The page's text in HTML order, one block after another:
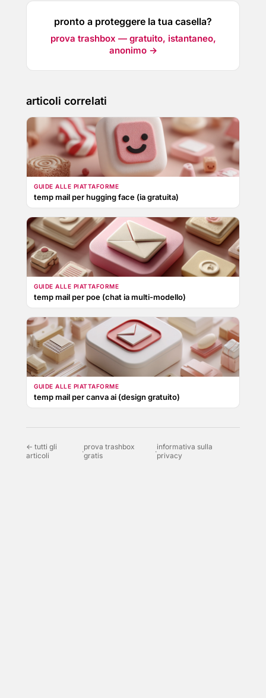
pronto a proteggere la tua casella?
prova trashbox — gratuito, istantaneo,
anonimo →
articoli correlati
GUIDE ALLE PIATTAFORME
temp mail per hugging face (ia gratuita)
GUIDE ALLE PIATTAFORME
temp mail per poe (chat ia multi-modello)
GUIDE ALLE PIATTAFORME
temp mail per canva ai (design gratuito)
← tutti gli
articoli
·prova trashbox
gratis
·informativa sulla
privacy